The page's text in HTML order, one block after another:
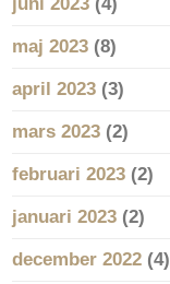
maj 2023(8)
april 2023(3)
mars 2023(2)
februari 2023(2)
januari 2023(2)
december 2022(4)